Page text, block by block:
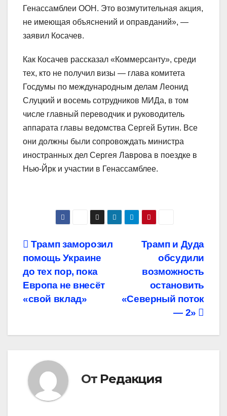
Генассамблеи ООН. Это возмутительная акция,
не имеющая объяснений и оправданий», —
заявил Косачев.
Как Косачев рассказал «Коммерсанту», среди
тех, кто не получил визы — глава комитета
Госдумы по международным делам Леонид
Слуцкий и восемь сотрудников МИДа, в том
числе главный переводчик и руководитель
аппарата главы ведомства Сергей Бутин. Все
они должны были сопровождать министра
иностранных дел Сергея Лаврова в поездке в
Нью-Йрк и участии в Генассамблее.
Навигация
по
записям
Трамп и Дуда
обсудили
возможность
остановить
«Северный поток
— 2»
Трамп заморозил
помощь Украине
до тех пор, пока
Европа не внесёт
«свой вклад»
От Редакция